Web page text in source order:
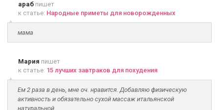
араб пишет
к статье: Народные приметы для новорожденных
мама
Мария пишет
к статье: 15 лучших завтраков для похудения
Ем 2 раза в день, мне оч. нравится. Добавляю физическую
активность и обязательно сухой массаж итальянской
натуральной...